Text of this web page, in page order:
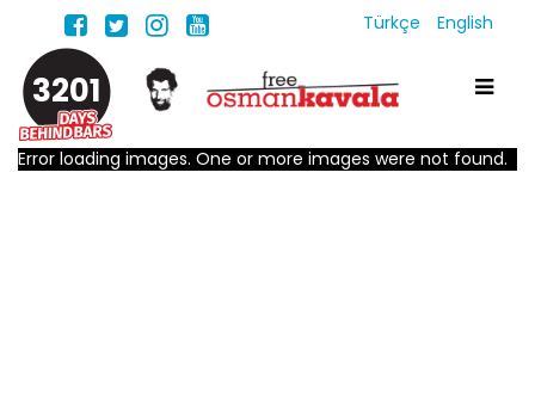
Türkçe English
3201
Error loading images. One or more images were not found.